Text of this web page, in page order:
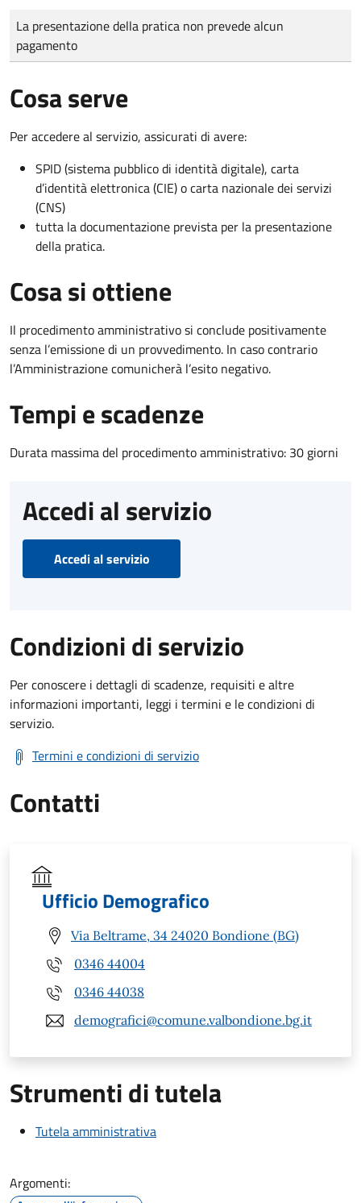
Tipo di pagamento
Importo
La presentazione della pratica non prevede alcun
pagamento
Cosa serve
Per accedere al servizio, assicurati di avere:
SPID (sistema pubblico di identità digitale), carta
d’identità elettronica (CIE) o carta nazionale dei servizi
(CNS)
tutta la documentazione prevista per la presentazione
della pratica.
Cosa si ottiene
Il procedimento amministrativo si conclude positivamente
senza l’emissione di un provvedimento. In caso contrario
l’Amministrazione comunicherà l’esito negativo.
Tempi e scadenze
Durata massima del procedimento amministrativo: 30 giorni
Accedi al servizio
Accedi al servizio
Condizioni di servizio
Per conoscere i dettagli di scadenze, requisiti e altre
informazioni importanti, leggi i termini e le condizioni di
servizio.
Termini e condizioni di servizio
Contatti
Ufficio Demografico
Via Beltrame, 34 24020 Bondione (BG)
0346 44004
0346 44038
demografici@comune.valbondione.bg.it
Strumenti di tutela
Tutela amministrativa
Argomenti: